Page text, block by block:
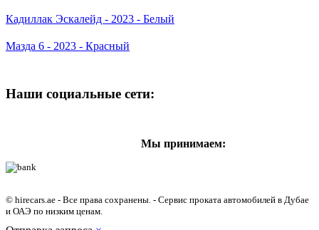
Кадиллак Эскалейд - 2023 - Белый
Мазда 6 - 2023 - Красный
Наши социальные сети:
Мы принимаем:
© hirecars.ae - Все права сохранены. - Сервис проката автомобилей в Дубае
и ОАЭ по низким ценам.